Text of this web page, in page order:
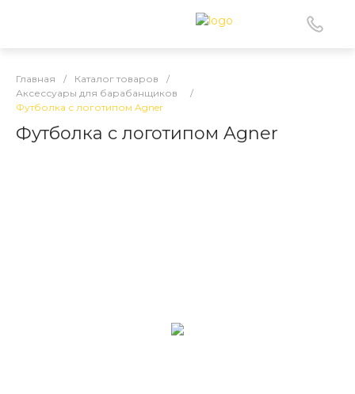
Главная / Каталог товаров
/
Аксессуары для барабанщиков
/
Футболка с логотипом Agner
Футболка с логотипом Agner